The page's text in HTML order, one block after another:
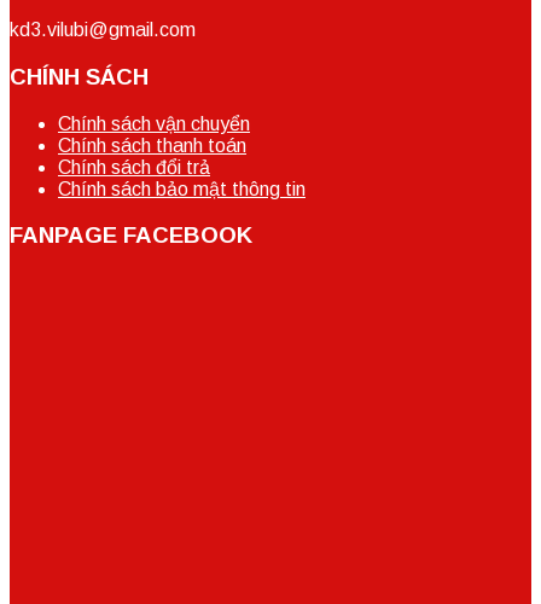
kd3.vilubi@gmail.com
CHÍNH SÁCH
Chính sách vận chuyển
Chính sách thanh toán
Chính sách đổi trả
Chính sách bảo mật thông tin
FANPAGE FACEBOOK